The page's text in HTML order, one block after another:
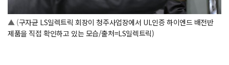
▲ (구자균 LS일렉트릭 회장이 청주사업장에서 UL인증 하이엔드 배전반
제품을 직접 확인하고 있는 모습/출처=LS일렉트릭)